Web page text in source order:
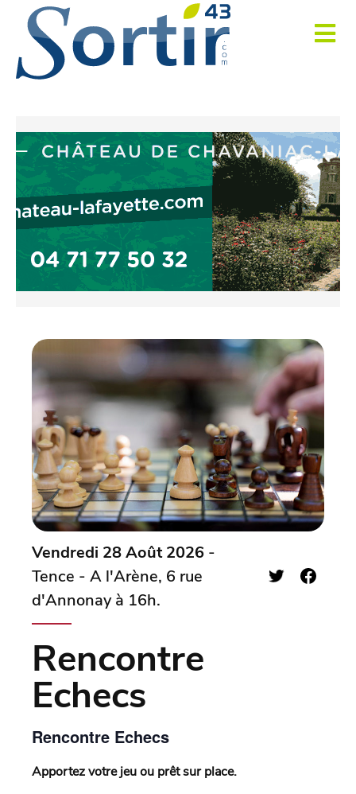
Vendredi 28 Août 2026 -
Tence - A l'Arène, 6 rue
d'Annonay à 16h.
Rencontre
Echecs
Rencontre Echecs
Apportez votre jeu ou prêt sur place.